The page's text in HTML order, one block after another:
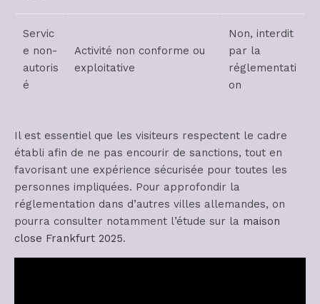
Servic
e non-
autoris
é
Activité non conforme ou
exploitative
Non, interdit
par la
réglementati
on
Il est essentiel que les visiteurs respectent le cadre
établi afin de ne pas encourir de sanctions, tout en
favorisant une expérience sécurisée pour toutes les
personnes impliquées. Pour approfondir la
réglementation dans d’autres villes allemandes, on
pourra consulter notamment l’étude sur la maison
close Frankfurt 2025.